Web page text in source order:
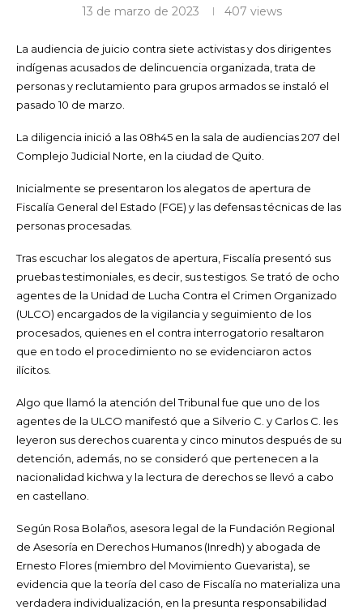
13 de marzo de 2023 407 views
La audiencia de juicio contra siete activistas y dos dirigentes
indígenas acusados de delincuencia organizada, trata de
personas y reclutamiento para grupos armados se instaló el
pasado 10 de marzo.
La diligencia inició a las 08h45 en la sala de audiencias 207 del
Complejo Judicial Norte, en la ciudad de Quito.
Inicialmente se presentaron los alegatos de apertura de
Fiscalía General del Estado (FGE) y las defensas técnicas de las
personas procesadas.
Tras escuchar los alegatos de apertura, Fiscalía presentó sus
pruebas testimoniales, es decir, sus testigos. Se trató de ocho
agentes de la Unidad de Lucha Contra el Crimen Organizado
(ULCO) encargados de la vigilancia y seguimiento de los
procesados, quienes en el contra interrogatorio resaltaron
que en todo el procedimiento no se evidenciaron actos
ilícitos.
Algo que llamó la atención del Tribunal fue que uno de los
agentes de la ULCO manifestó que a Silverio C. y Carlos C. les
leyeron sus derechos cuarenta y cinco minutos después de su
detención, además, no se consideró que pertenecen a la
nacionalidad kichwa y la lectura de derechos se llevó a cabo
en castellano.
Según Rosa Bolaños, asesora legal de la Fundación Regional
de Asesoría en Derechos Humanos (Inredh) y abogada de
Ernesto Flores (miembro del Movimiento Guevarista), se
evidencia que la teoría del caso de Fiscalía no materializa una
verdadera individualización, en la presunta responsabilidad